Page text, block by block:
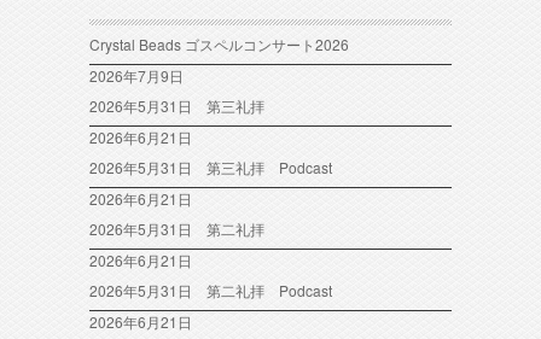
Crystal Beads ゴスペルコンサート2026
2026年7月9日
2026年5月31日 第三礼拝
2026年6月21日
2026年5月31日 第三礼拝 Podcast
2026年6月21日
2026年5月31日 第二礼拝
2026年6月21日
2026年5月31日 第二礼拝 Podcast
2026年6月21日